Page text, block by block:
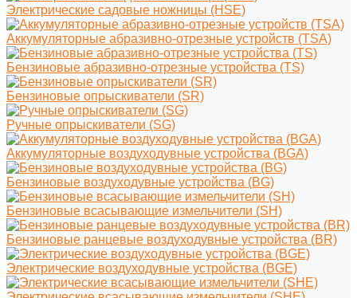
Электрические садовые ножницы (HSE)
Аккумуляторные абразивно-отрезные устройств (TSA)
Бензиновые абразивно-отрезные устройства (TS)
Бензиновые опрыскиватели (SR)
Ручные опрыскиватели (SG)
Аккумуляторные воздуходувные устройства (BGA)
Бензиновые воздуходувные устройства (BG)
Бензиновые всасывающие измельчители (SH)
Бензиновые ранцевые воздуходувные устройства (BR)
Электрические воздуходувные устройства (BGE)